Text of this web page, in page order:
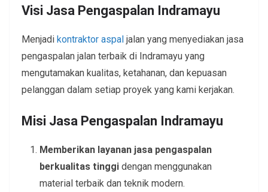
Visi Jasa Pengaspalan Indramayu
Menjadi kontraktor aspal jalan yang menyediakan jasa
pengaspalan jalan terbaik di Indramayu yang
mengutamakan kualitas, ketahanan, dan kepuasan
pelanggan dalam setiap proyek yang kami kerjakan.
Misi Jasa Pengaspalan Indramayu
Memberikan layanan jasa pengaspalan
berkualitas tinggi dengan menggunakan
material terbaik dan teknik modern.